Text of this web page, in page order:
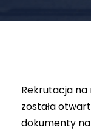
Rekrutacja
została
dokumenty